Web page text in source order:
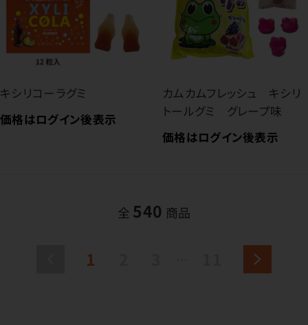
キシリコーラグミ
価格はログイン後表示
カムカムフレッシュ キシリ
トールグミ グレープ味
価格はログイン後表示
全 540 商品
1